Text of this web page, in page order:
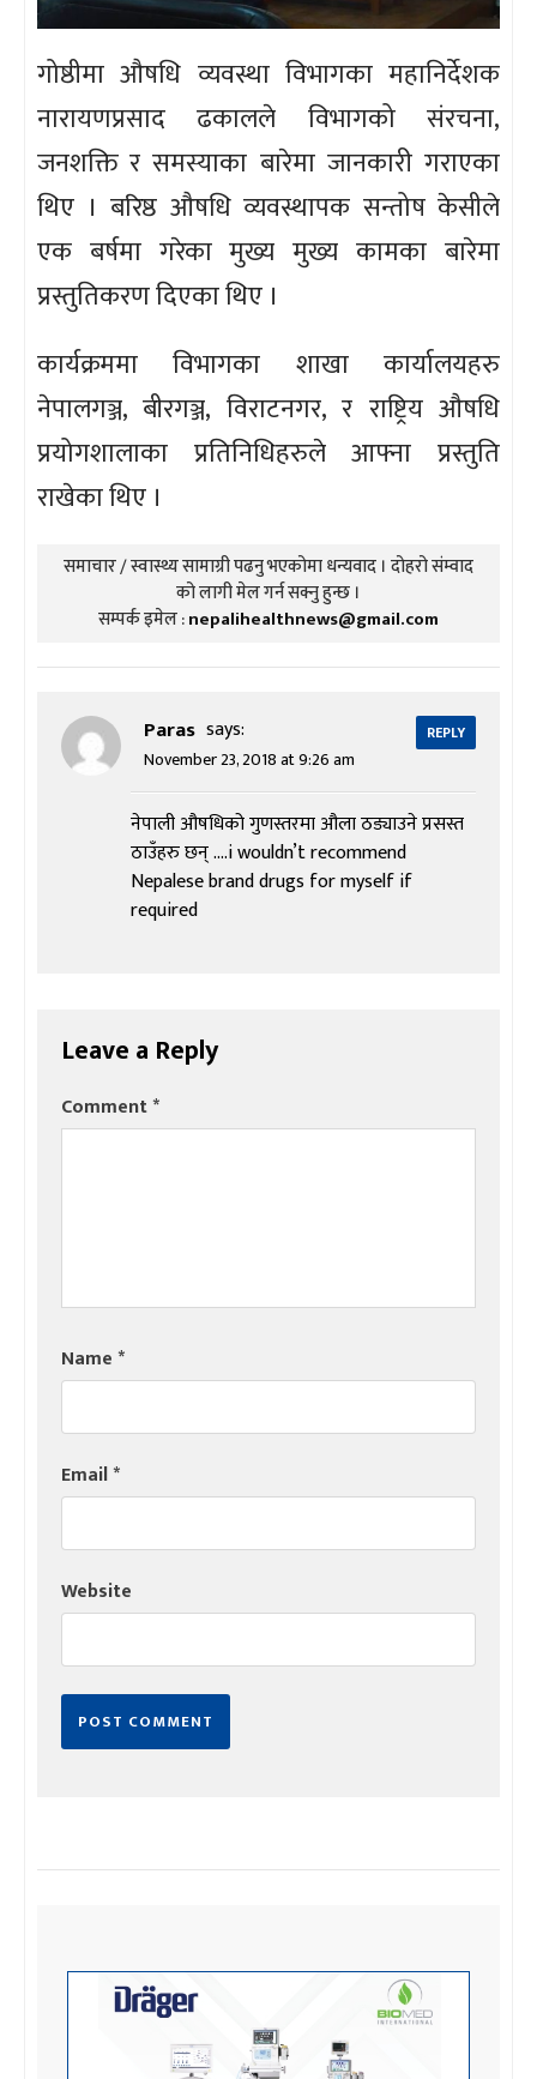
गोष्ठीमा औषधि व्यवस्था विभागका महानिर्देशक
नारायणप्रसाद ढकालले विभागको संरचना,
जनशक्ति र समस्याका बारेमा जानकारी गराएका
थिए । बरिष्ठ औषधि व्यवस्थापक सन्तोष केसीले
एक बर्षमा गरेका मुख्य मुख्य कामका बारेमा
प्रस्तुतिकरण दिएका थिए ।
कार्यक्रममा विभागका शाखा कार्यालयहरु
नेपालगञ्ज, बीरगञ्ज, विराटनगर, र राष्ट्रिय औषधि
प्रयोगशालाका प्रतिनिधिहरुले आफ्ना प्रस्तुति
राखेका थिए ।
समाचार / स्वास्थ्य सामाग्री पढनु भएकोमा धन्यवाद । दोहरो संम्वाद
को लागी मेल गर्न सक्नु हुन्छ ।
सम्पर्क इमेल :nepalihealthnews@gmail.com
Paras says:
November 23, 2018 at 9:26 am
नेपाली औषधिको गुणस्तरमा औला ठड्याउने प्रसस्त
ठाउँहरु छन् ….i wouldn’t recommend
Nepalese brand drugs for myself if
required
REPLY
Leave a Reply
Comment*
Name*
Email*
Website